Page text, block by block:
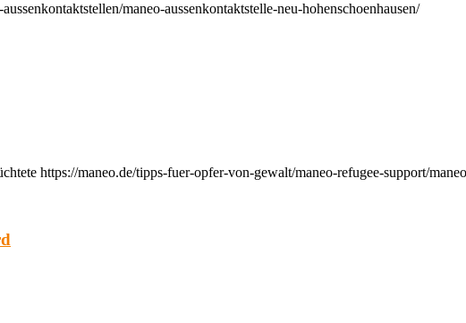
maneo-aussenkontaktstelle-neu-hohenschoenhausen/
https://maneo.de/tipps-fuer-opfer-von-gewalt/maneo-refugee-support/